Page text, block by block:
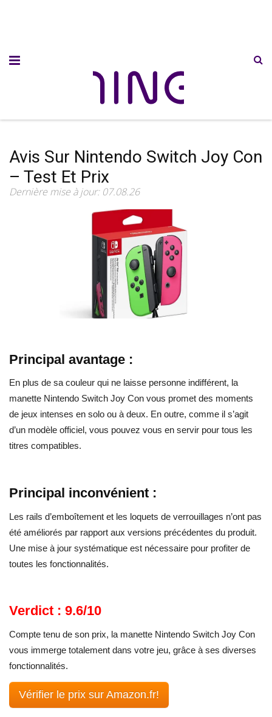
Avis Sur Nintendo Switch Joy Con
– Test Et Prix
Dernière mise à jour: 07.08.26
Principal avantage :
En plus de sa couleur qui ne laisse personne indifférent, la
manette Nintendo Switch Joy Con vous promet des moments
de jeux intenses en solo ou à deux. En outre, comme il s’agit
d’un modèle officiel, vous pouvez vous en servir pour tous les
titres compatibles.
Principal inconvénient :
Les rails d’emboîtement et les loquets de verrouillages n’ont pas
été améliorés par rapport aux versions précédentes du produit.
Une mise à jour systématique est nécessaire pour profiter de
toutes les fonctionnalités.
Verdict : 9.6/10
Compte tenu de son prix, la manette Nintendo Switch Joy Con
vous immerge totalement dans votre jeu, grâce à ses diverses
fonctionnalités.
Vérifier le prix sur Amazon.fr!